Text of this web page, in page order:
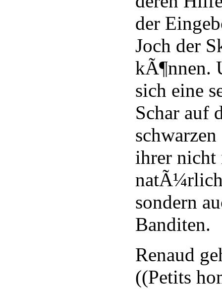
der
Joch der
kÃ¶nnen.
sich eine
Schar auf
ihrer nicht
sondern
Banditen.
Renaud
((Petits